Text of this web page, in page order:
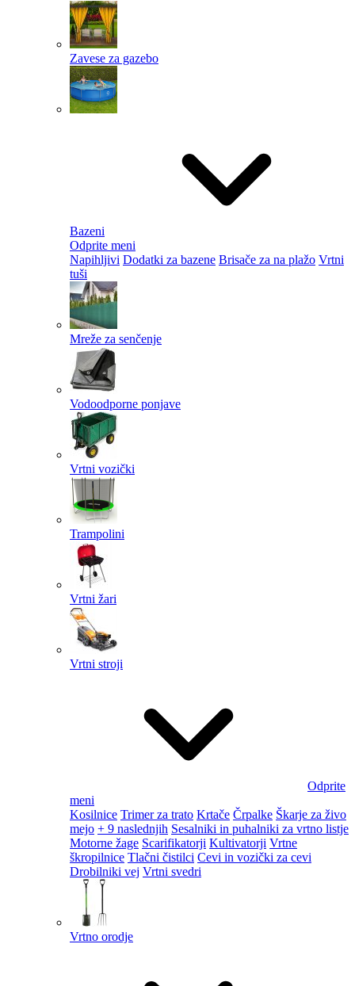
Zavese za gazebo
Bazeni
Odprite meni
Napihljivi Dodatki za bazene Brisače za na plažo Vrtni
tuši
Mreže za senčenje
Vodoodporne ponjave
Vrtni vozički
Trampolini
Vrtni žari
Vrtni stroji
Odprite
meni
Kosilnice Trimer za trato Krtače Črpalke Škarje za živo
mejo + 9 naslednjih Sesalniki in puhalniki za vrtno listje
Motorne žage Scarifikatorji Kultivatorji Vrtne
škropilnice Tlačni čistilci Cevi in vozički za cevi
Drobilniki vej Vrtni svedri
Vrtno orodje